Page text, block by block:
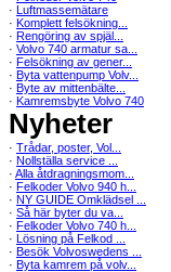
· Luftmassemätare
· Komplett felsökning...
· Rengöring av spjäl...
· Volvo 740 armatur sa...
· Felsökning av gener...
· Byta vattenpump Volv...
· Byte av mittenbälte...
· Kamremsbyte Volvo 740
Nyheter
· Trådar, poster, Vol...
· Nollställa service ...
· Alla åtdragningsmom...
· Felkoder Volvo 940 h...
· NY GUIDE Omklädsel ...
· Så här byter du va...
· Felkoder Volvo 740 h...
· Lösning på Felkod ...
· Besök Volvoswedens ...
· Byta kamrem på volv...